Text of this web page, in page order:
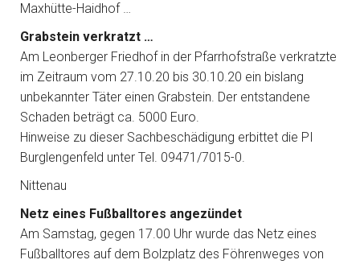
Angebot …
Nutzen Sie aktuelle Angebote Ihrer
Region!
angebote vor ort | anzeige
Maxhütte-Haidhof …
Grabstein verkratzt …
Am Leonberger Friedhof in der Pfarrhofstraße verkratzte
im Zeitraum vom 27.10.20 bis 30.10.20 ein bislang
unbekannter Täter einen Grabstein. Der entstandene
Schaden beträgt ca. 5000 Euro.
Hinweise zu dieser Sachbeschädigung erbittet die PI
Burglengenfeld unter Tel. 09471/7015-0.
Nittenau
Netz eines Fußballtores angezündet
Am Samstag, gegen 17.00 Uhr wurde das Netz eines
Fußballtores auf dem Bolzplatz des Föhrenweges von